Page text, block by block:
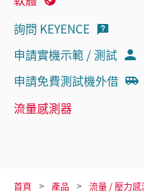
詢問 KEYENCE
申請實機示範 / 測試
申請免費測試機外借
流量感測器
首頁 產品 流量 / 壓力